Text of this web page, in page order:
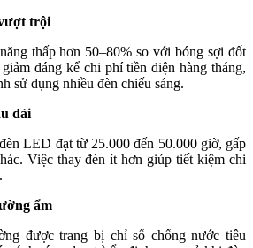
trội
thấp hơn 50–80% so với bóng sợi đốt
đáng kể chi phí tiền điện hàng tháng,
sử dụng nhiều đèn chiếu sáng.
dài
LED đạt từ 25.000 đến 50.000 giờ, gấp
Việc thay đèn ít hơn giúp tiết kiệm chi
ẩm
được trang bị chỉ số chống nước tiêu